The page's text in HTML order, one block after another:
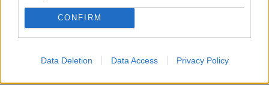
CONFIRM
Data Deletion Data Access Privacy Policy
Πελοπόννησος
Ο Υπουργός Τουρισμού κ. Θεοχάρης μας